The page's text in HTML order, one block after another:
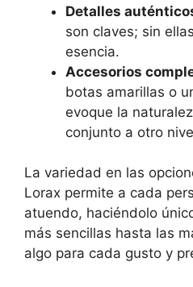
Detalles
son claves; sin
esencia.
Accesorios
botas amarillas o
evoque la
conjunto a otro
La variedad en las
Lorax permite a cada
atuendo, haciéndolo
más sencillas hasta las
algo para cada gusto y